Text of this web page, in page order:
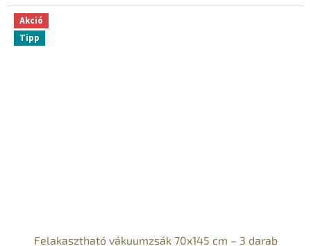
Akció
Tipp
Felakasztható vákuumzsák 70x145 cm – 3 darab